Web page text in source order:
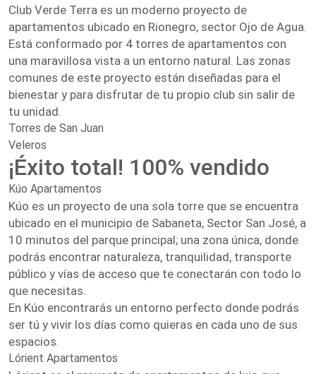
Club Verde Terra es un moderno proyecto de
apartamentos ubicado en Rionegro, sector Ojo de Agua.
Está conformado por 4 torres de apartamentos con
una maravillosa vista a un entorno natural. Las zonas
comunes de este proyecto están diseñadas para el
bienestar y para disfrutar de tu propio club sin salir de
tu unidad.
Torres de San Juan
Veleros
¡Éxito total! 100% vendido
Kúo Apartamentos
Kúo es un proyecto de una sola torre que se encuentra
ubicado en el municipio de Sabaneta, Sector San José, a
10 minutos del parque principal; una zona única, donde
podrás encontrar naturaleza, tranquilidad, transporte
público y vías de acceso que te conectarán con todo lo
que necesitas.
En Kúo encontrarás un entorno perfecto donde podrás
ser tú y vivir los días como quieras en cada uno de sus
espacios.
Lórient Apartamentos